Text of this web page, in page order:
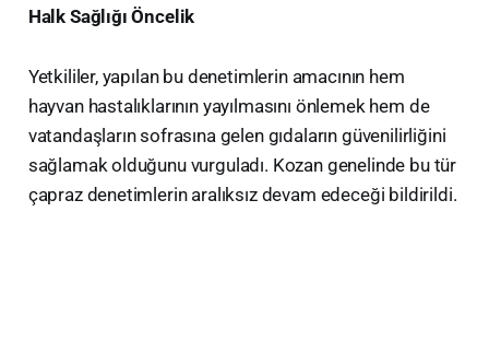
Halk Sağlığı Öncelik
​Yetkililer, yapılan bu denetimlerin amacının hem
hayvan hastalıklarının yayılmasını önlemek hem de
vatandaşların sofrasına gelen gıdaların güvenilirliğini
sağlamak olduğunu vurguladı. Kozan genelinde bu tür
çapraz denetimlerin aralıksız devam edeceği bildirildi.